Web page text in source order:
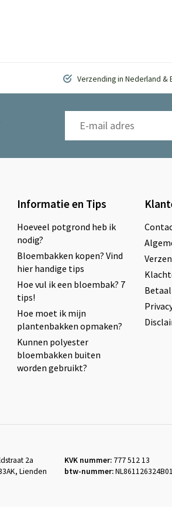
Verzending in Nederland &
Informatie en Tips
Hoeveel potgrond heb ik
nodig?
Bloembakken kopen? Vind
hier handige tips
Hoe vul ik een bloembak? 7
tips!
Hoe moet ik mijn
plantenbakken opmaken?
Kunnen polyester
bloembakken buiten
worden gebruikt?
2a
Lienden
KVK nummer: 777 512 13
btw-nummer:NL861126324B01